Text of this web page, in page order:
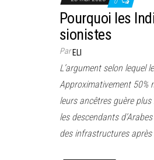
Pourquoi les
sionistes
ParELI
L’argument selon lequel
Approximativement 50%
leurs ancêtres guère
les descendants
des infrastructures après